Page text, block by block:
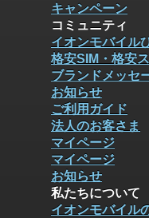
キャンペーン
コミュニティ
イオンモバイル
格安SIM・格安
ブランドメッセ
お知らせ
ご利用ガイド
法人のお客さま
マイページ
マイページ
お知らせ
私たちについて
イオンモバイル